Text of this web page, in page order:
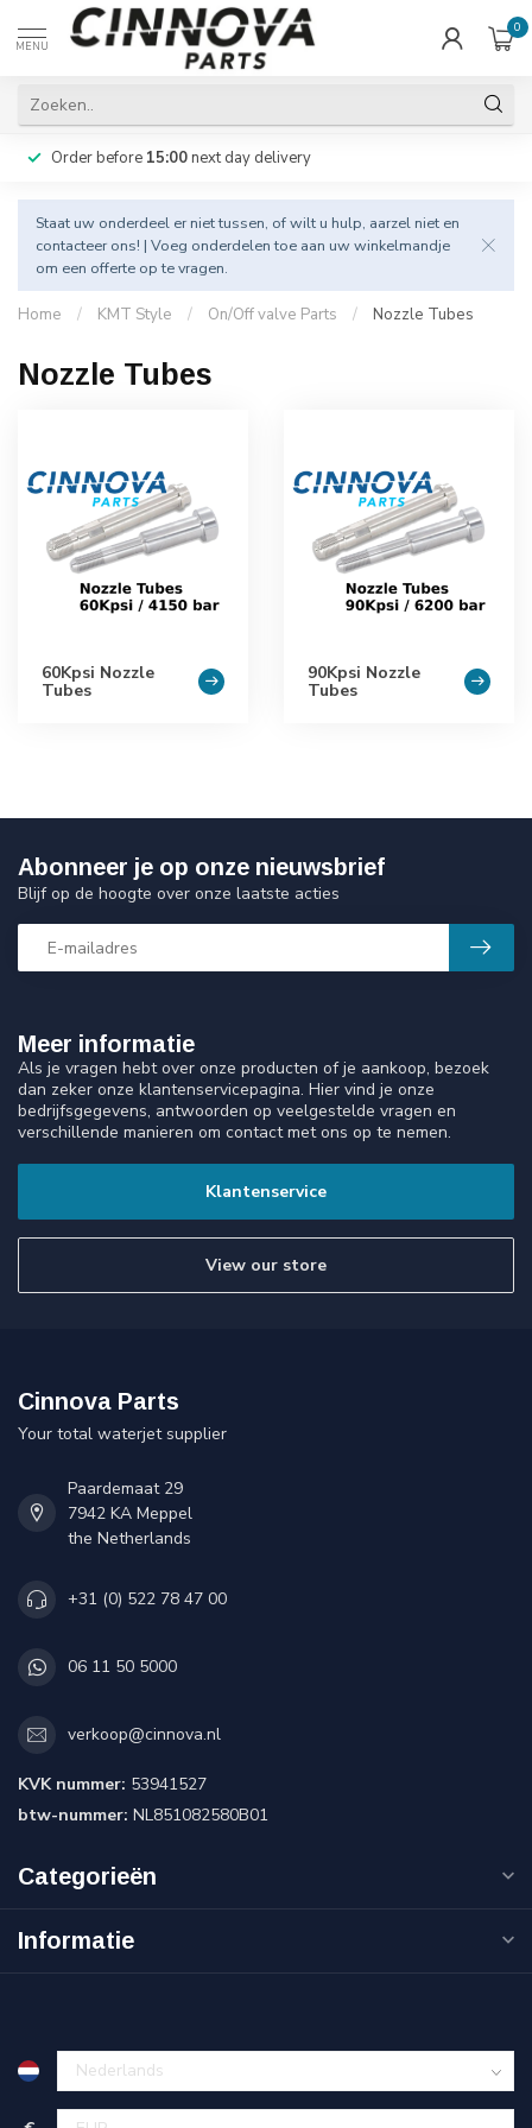
MENU
0
Order before 15:00next day delivery
Staat uw onderdeel er niet tussen, of wilt u hulp, aarzel niet en
contacteer ons! | Voeg onderdelen toe aan uw winkelmandje
om een offerte op te vragen.
Home / KMT Style / On/Off valve Parts / Nozzle Tubes
Nozzle Tubes
60Kpsi Nozzle
Tubes
90Kpsi Nozzle
Tubes
Meer informatie
Als je vragen hebt over onze producten of je aankoop, bezoek
dan zeker onze klantenservicepagina. Hier vind je onze
bedrijfsgegevens, antwoorden op veelgestelde vragen en
verschillende manieren om contact met ons op te nemen.
Klantenservice
View our store
Abonneer je op onze nieuwsbrief
Blijf op de hoogte over onze laatste acties
Cinnova Parts
Your total waterjet supplier
Paardemaat 29
7942 KA Meppel
the Netherlands
+31 (0) 522 78 47 00
06 11 50 5000
verkoop@cinnova.nl
KVK nummer: 53941527
btw-nummer: NL851082580B01
Categorieën
Informatie